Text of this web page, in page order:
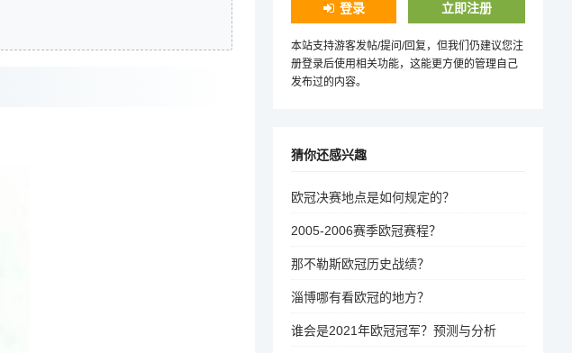
登录 立即注册
本站支持游客发帖/提问/回复，但我们仍建议您注
册登录后使用相关功能，这能更方便的管理自己
发布过的内容。
猜你还感兴趣
欧冠决赛地点是如何规定的？
2005-2006赛季欧冠赛程？
那不勒斯欧冠历史战绩？
淄博哪有看欧冠的地方？
谁会是2021年欧冠冠军？预测与分析